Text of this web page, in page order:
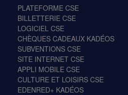
PLATEFORME CSE
BILLETTERIE CSE
LOGICIEL CSE
CHÈQUES CADEAUX KADÉOS
SUBVENTIONS CSE
SITE INTERNET CSE
APPLI MOBILE CSE
CULTURE ET LOISIRS CSE
EDENRED+ KADÉOS